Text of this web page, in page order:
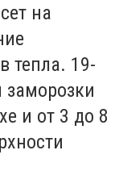
на
тепла. 19-
и от 3 до 8